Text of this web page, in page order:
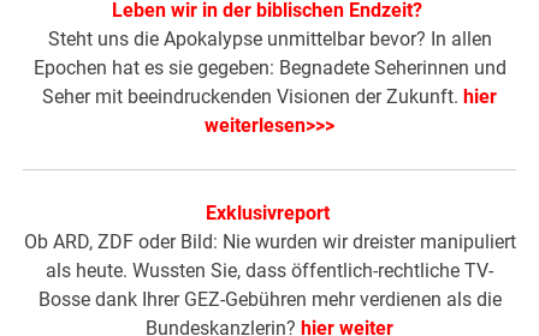
Leben wir in der biblischen Endzeit?
Steht uns die Apokalypse unmittelbar bevor? In allen
Epochen hat es sie gegeben: Begnadete Seherinnen und
Seher mit beeindruckenden Visionen der Zukunft. hier
weiterlesen>>>
Exklusivreport
Ob ARD, ZDF oder Bild: Nie wurden wir dreister manipuliert
als heute. Wussten Sie, dass öffentlich-rechtliche TV-
Bosse dank Ihrer GEZ-Gebühren mehr verdienen als die
Bundeskanzlerin? hier weiter